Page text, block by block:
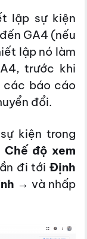
lập sự kiện
GA4 (nếu
lập nó làm
trước khi
các báo cáo
đổi.
kiện trong
Chế độ xem
đi tới Định
→ và nhấp